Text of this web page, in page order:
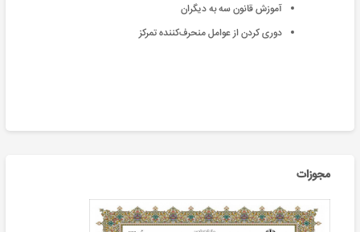
آموزش قانون سه به دیگران
دوری کردن از عوامل منحرف‌کننده تمرکز
مجوزات